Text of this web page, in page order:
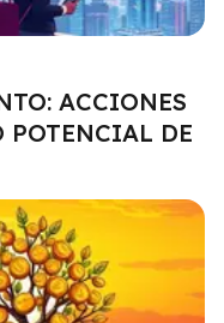
ACCIONES
POTENCIAL DE